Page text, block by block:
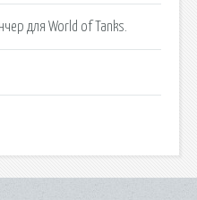
для World of Tanks.